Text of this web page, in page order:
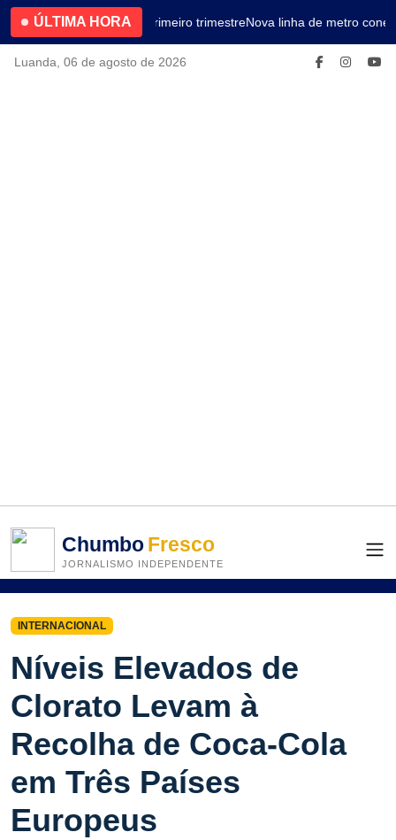
ÚLTIMA HORA4.2% no primeiro trimestreNova linha de metro
Luanda, 06 de agosto de 2026
ChumboFresco
JORNALISMO INDEPENDENTE
INTERNACIONAL
Níveis Elevados de
Clorato Levam à
Recolha de Coca-Cola
em Três Países
Europeus